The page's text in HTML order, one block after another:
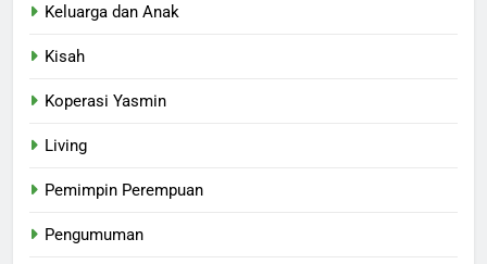
Keluarga dan Anak
Kisah
Koperasi Yasmin
Living
Pemimpin Perempuan
Pengumuman